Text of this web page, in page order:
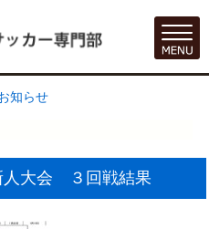
知らせ
大会 ３回戦結果